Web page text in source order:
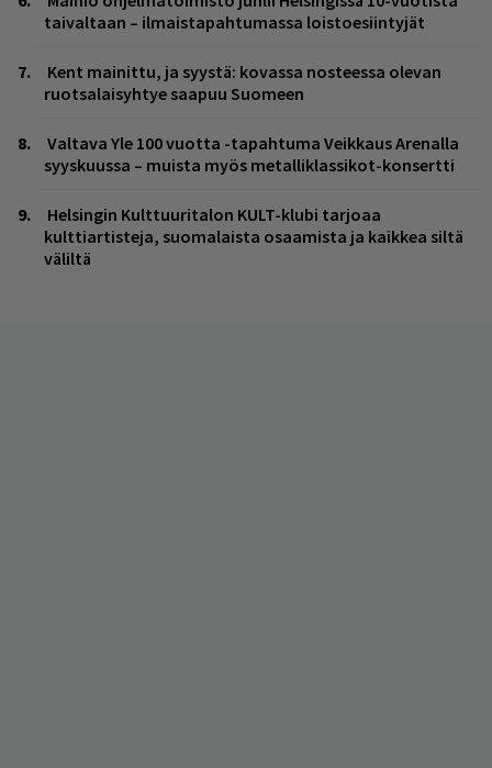
taivaltaan – ilmaistapahtumassa loistoesiintyjät
Kent mainittu, ja syystä: kovassa nosteessa olevan
ruotsalaisyhtye saapuu Suomeen
Valtava Yle 100 vuotta -tapahtuma Veikkaus Arenalla
syyskuussa – muista myös metalliklassikot-konsertti
Helsingin Kulttuuritalon KULT-klubi tarjoaa
kulttiartisteja, suomalaista osaamista ja kaikkea siltä
väliltä